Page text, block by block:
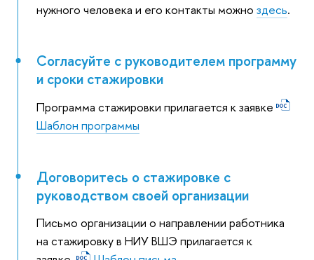
нужного человека и его контакты можно здесь.
Согласуйте с руководителем программу
и сроки стажировки
Программа стажировки прилагается к заявке
Шаблон программы
Договоритесь о стажировке с
руководством своей организации
Письмо организации о направлении работника
на стажировку в НИУ ВШЭ прилагается к